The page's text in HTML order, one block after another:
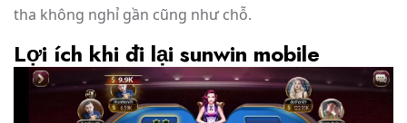
tha không nghỉ gần cũng như chỗ.
Lợi ích khi đi lại sunwin mobile